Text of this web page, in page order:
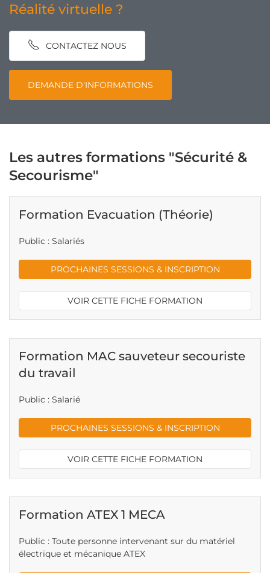
Réalité virtuelle ?
CONTACTEZ NOUS
DEMANDE D'INFORMATIONS
Les autres formations "Sécurité &
Secourisme"
Formation Evacuation (Théorie)
Public : Salariés
PROCHAINES SESSIONS & INSCRIPTION
VOIR CETTE FICHE FORMATION
Formation MAC sauveteur secouriste
du travail
Public : Salarié
PROCHAINES SESSIONS & INSCRIPTION
VOIR CETTE FICHE FORMATION
Formation ATEX 1 MECA
Public : Toute personne intervenant sur du matériel
électrique et mécanique ATEX